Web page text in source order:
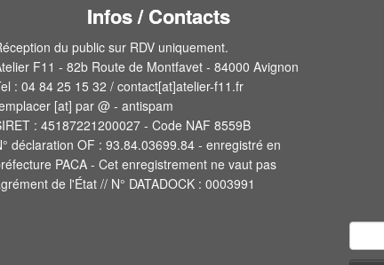
Infos / Contacts
du public sur RDV uniquement.
F11 - 82b Route de Montfavet - 84000 Avignon
: 04 84 25 15 32 / contact[at]atelier-f11.fr
[at] par @ - antispam
: 45187221200027 - Code NAF 8559B
déclaration OF : 93.84.03699.84 - enregistré en
PACA - Cet enregistrement ne vaut pas
de l'État // N° DATADOCK : 0003991